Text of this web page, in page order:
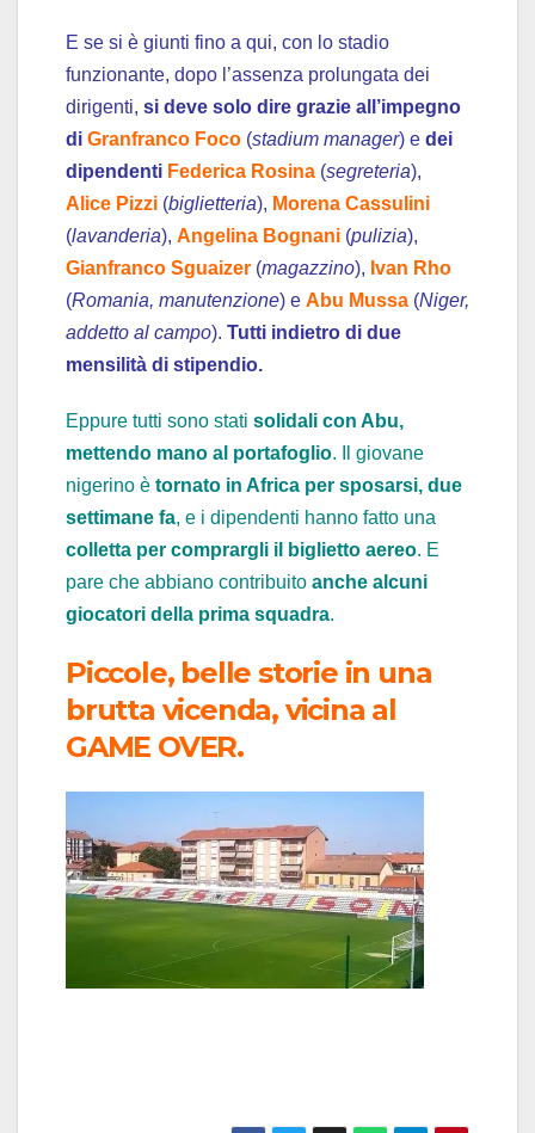
E se si è giunti fino a qui, con lo stadio
funzionante, dopo l’assenza prolungata dei
dirigenti, si deve solo dire grazie all’impegno
di Granfranco Foco (stadium manager) e dei
dipendenti Federica Rosina (segreteria),
Alice Pizzi (biglietteria), Morena Cassulini
(lavanderia), Angelina Bognani (pulizia),
Gianfranco Sguaizer (magazzino), Ivan Rho
(Romania, manutenzione) e Abu Mussa (Niger,
addetto al campo). Tutti indietro di due
mensilità di stipendio.
Eppure tutti sono stati solidali con Abu,
mettendo mano al portafoglio. Il giovane
nigerino è tornato in Africa per sposarsi, due
settimane fa, e i dipendenti hanno fatto una
colletta per comprargli il biglietto aereo. E
pare che abbiano contribuito anche alcuni
giocatori della prima squadra.
Piccole, belle storie in una
brutta vicenda, vicina al
GAME OVER.